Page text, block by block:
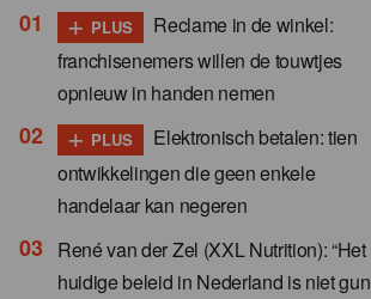
+ PLUS
Reclame in de winkel:
franchisenemers willen de touwtjes
opnieuw in handen nemen
+ PLUS
Elektronisch betalen: tien
ontwikkelingen die geen enkele
handelaar kan negeren
René van der Zel (XXL Nutrition): “Het
huidige beleid in Nederland is niet